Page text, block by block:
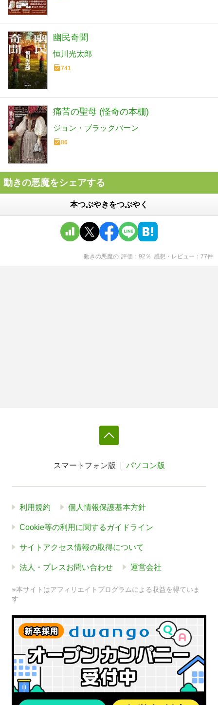
幽民奇聞
恒川光太郎
741
痛苦の聖母 (怪奇の本棚)
ジョン・ブラックバーン
86
動きの悪魔をシェアする
本つぶやきをつぶやく
動きの悪魔の 評価 92 ％ 感想・レビュー 77件
スマートフォン版 パソコン版
利用規約 個人情報保護基本方針
Cookie等の利用に関するガイドライン
サイトアクセス情報の取得について
法人・プレスお問い合わせ 運営会社
※本サイトはアフィリエイトプログラムによる収益を得ていま
す